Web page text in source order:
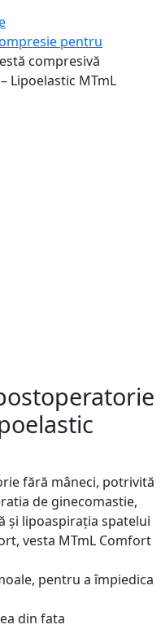
pentru
compresivă
Lipoelastic MTmL
fără mâneci, potrivită
de ginecomastie,
și lipoaspirația spatelui
vesta MTmL Comfort
pentru a împiedica
din fata